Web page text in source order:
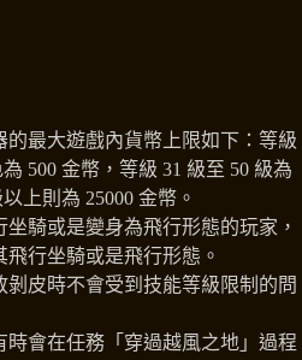
最大遊戲內貨幣上限如下：等級
500 金幣，等級 31 級至 50 級為
上則為 25000 金幣。
騎或是變身為飛行形態的玩家，
行坐騎或是飛行形態。
皮時不會受到技能等級限制的問
會在任務「穿過越風之地」過程